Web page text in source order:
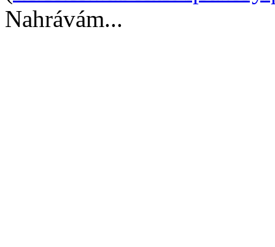
Nahrávám...